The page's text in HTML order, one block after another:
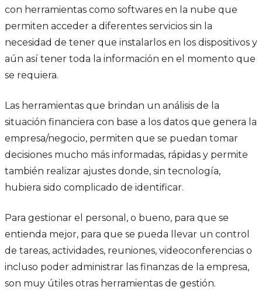
con herramientas como softwares en la nube que
permiten acceder a diferentes servicios sin la
necesidad de tener que instalarlos en los dispositivos y
aún así tener toda la información en el momento que
se requiera.
Las herramientas que brindan un análisis de la
situación financiera con base a los datos que genera la
empresa/negocio, permiten que se puedan tomar
decisiones mucho más informadas, rápidas y permite
también realizar ajustes donde, sin tecnología,
hubiera sido complicado de identificar.
Para gestionar el personal, o bueno, para que se
entienda mejor, para que se pueda llevar un control
de tareas, actividades, reuniones, videoconferencias o
incluso poder administrar las finanzas de la empresa,
son muy útiles otras herramientas de gestión.